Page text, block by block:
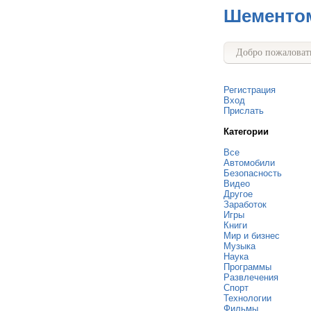
Добро
Регистрация
Вход
Прислать
Категории
Все
Автомобили
Безопасность
Видео
Другое
Заработок
Игры
Книги
Мир и бизнес
Музыка
Наука
Программы
Развлечения
Спорт
Технологии
Фильмы